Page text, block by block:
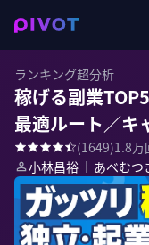
ランキング超分析
稼げる副業
最適ルート／キ
(1649)1.8万
小林昌裕 ｜ あべむつ